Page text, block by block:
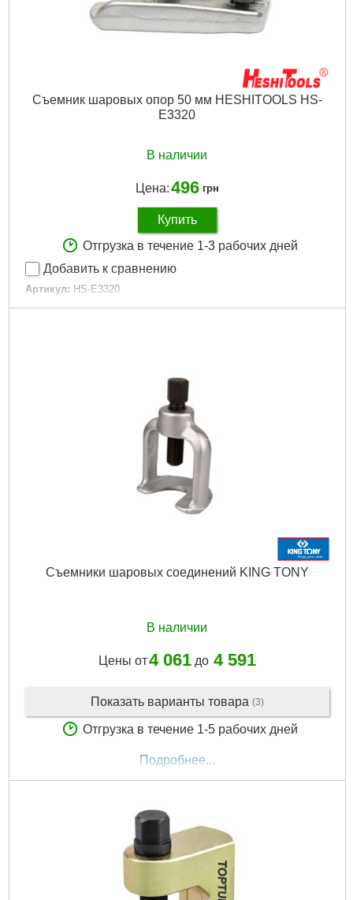
Съемник шаровых опор 50 мм HESHITOOLS HS-
E3320
В наличии
Цена:496 грн
Купить
Отгрузка в течение 1-3 рабочих дней
Добавить к сравнению
Артикул: HS-E3320
Код товара: 15.13.11
Подробнее...
Съемники шаровых соединений KING TONY
В наличии
Цены от4 061до 4 591
Показать варианты товара (3)
Отгрузка в течение 1-5 рабочих дней
Подробнее...